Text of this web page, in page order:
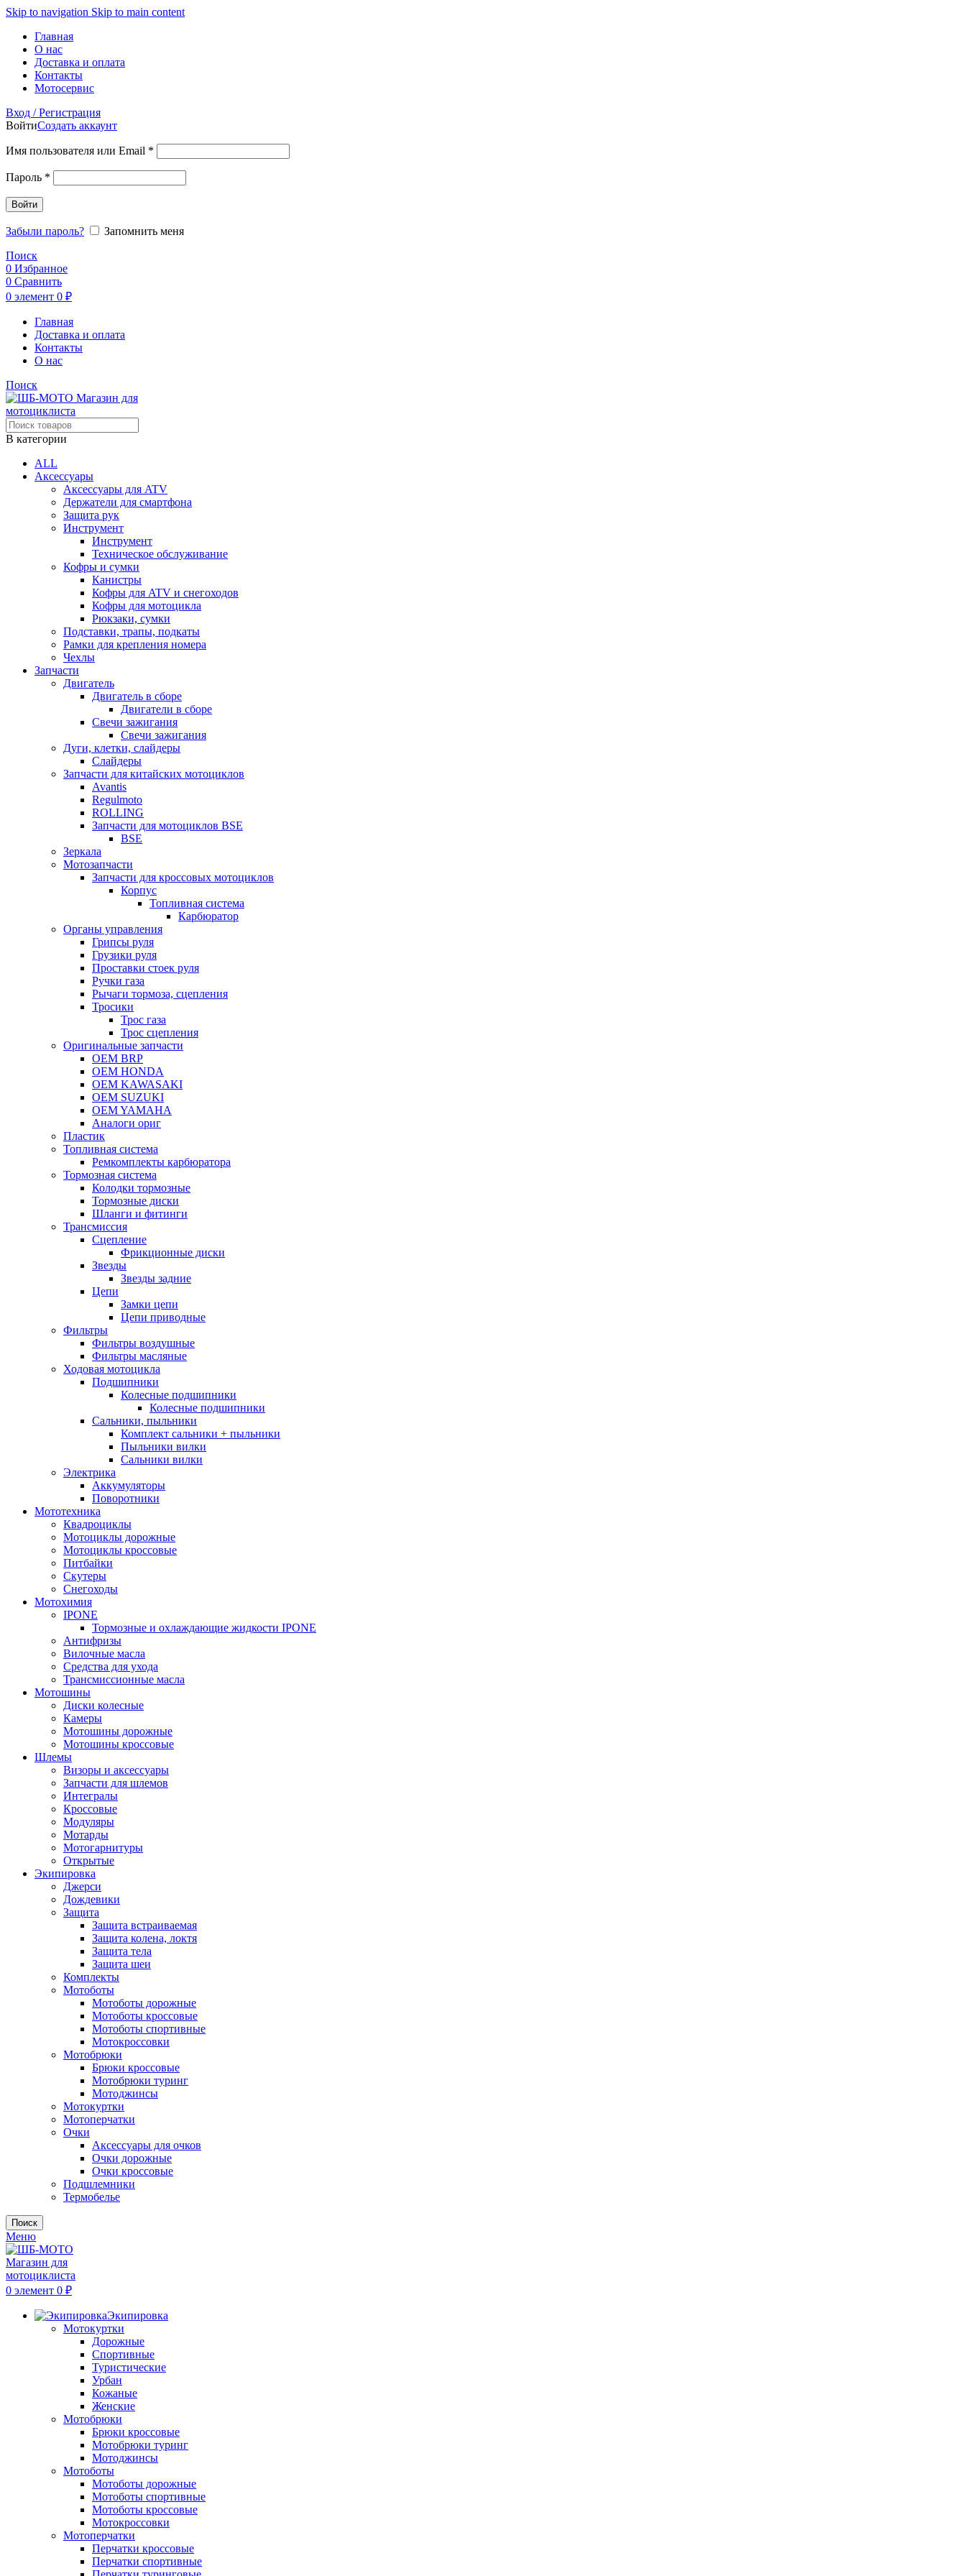
Skip to navigation Skip to main content
Главная
О нас
Доставка и оплата
Контакты
Мотосервис
Вход / Регистрация
ВойтиСоздать аккаунт
Имя пользователя или Email *
Пароль *
Войти
Забыли пароль?
Запомнить меня
Поиск
0 Избранное
0 Сравнить
0 элемент 0 ₽
Главная
Доставка и оплата
Контакты
О нас
Поиск
В категории
ALL
Аксессуары
Аксессуары для ATV
Держатели для смартфона
Защита рук
Инструмент
Инструмент
Техническое обслуживание
Кофры и сумки
Канистры
Кофры для ATV и снегоходов
Кофры для мотоцикла
Рюкзаки, сумки
Подставки, трапы, подкаты
Рамки для крепления номера
Чехлы
Запчасти
Двигатель
Двигатель в сборе
Двигатели в сборе
Свечи зажигания
Свечи зажигания
Дуги, клетки, слайдеры
Слайдеры
Запчасти для китайских мотоциклов
Avantis
Regulmoto
ROLLING
Запчасти для мотоциклов BSE
BSE
Зеркала
Мотозапчасти
Запчасти для кроссовых мотоциклов
Корпус
Топливная система
Карбюратор
Органы управления
Грипсы руля
Грузики руля
Проставки стоек руля
Ручки газа
Рычаги тормоза, сцепления
Тросики
Трос газа
Трос сцепления
Оригинальные запчасти
OEM BRP
OEM HONDA
OEM KAWASAKI
OEM SUZUKI
OEM YAMAHA
Аналоги ориг
Пластик
Топливная система
Ремкомплекты карбюратора
Тормозная система
Колодки тормозные
Тормозные диски
Шланги и фитинги
Трансмиссия
Cцепление
Фрикционные диски
Звезды
Звезды задние
Цепи
Замки цепи
Цепи приводные
Фильтры
Фильтры воздушные
Фильтры масляные
Ходовая мотоцикла
Подшипники
Колесные подшипники
Колесные подшипники
Сальники, пыльники
Комплект сальники + пыльники
Пыльники вилки
Сальники вилки
Электрика
Аккумуляторы
Поворотники
Мототехника
Квадроциклы
Мотоциклы дорожные
Мотоциклы кроссовые
Питбайки
Скутеры
Снегоходы
Мотохимия
IPONE
Тормозные и охлаждающие жидкости IPONE
Антифризы
Вилочные масла
Средства для ухода
Трансмиссионные масла
Мотошины
Диски колесные
Камеры
Мотошины дорожные
Мотошины кроссовые
Шлемы
Визоры и аксессуары
Запчасти для шлемов
Интегралы
Кроссовые
Модуляры
Мотарды
Мотогарнитуры
Открытые
Экипировка
Джерси
Дождевики
Защита
Защита встраиваемая
Защита колена, локтя
Защита тела
Защита шеи
Комплекты
Мотоботы
Мотоботы дорожные
Мотоботы кроссовые
Мотоботы спортивные
Мотокроссовки
Мотобрюки
Брюки кроссовые
Мотобрюки туринг
Мотоджинсы
Мотокуртки
Мотоперчатки
Очки
Аксессуары для очков
Очки дорожные
Очки кроссовые
Подшлемники
Термобелье
Поиск
Меню
0 элемент 0 ₽
Экипировка
Мотокуртки
Дорожные
Спортивные
Туристические
Урбан
Кожаные
Женские
Мотобрюки
Брюки кроссовые
Мотобрюки туринг
Мотоджинсы
Мотоботы
Мотоботы дорожные
Мотоботы спортивные
Мотоботы кроссовые
Мотокроссовки
Мотоперчатки
Перчатки кроссовые
Перчатки спортивные